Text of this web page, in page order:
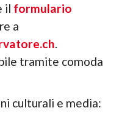
il formulario
a
tramite comoda
culturali e media: